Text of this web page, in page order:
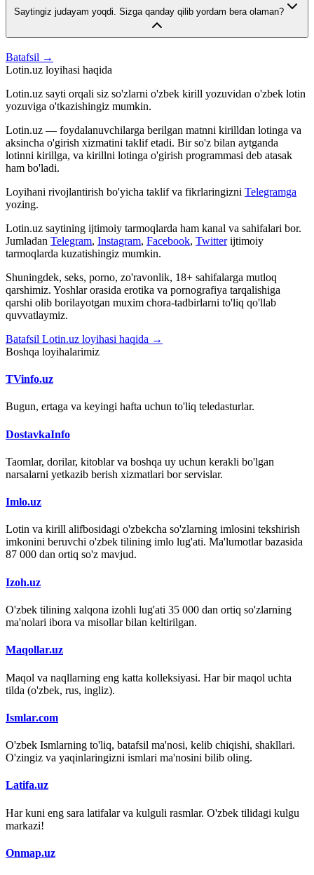
Saytingiz judayam yoqdi. Sizga qanday qilib yordam bera olaman?
Batafsil →
Lotin.uz loyihasi haqida
Lotin.uz sayti orqali siz so'zlarni o'zbek kirill yozuvidan o'zbek lotin
yozuviga o'tkazishingiz mumkin.
Lotin.uz — foydalanuvchilarga berilgan matnni kirilldan lotinga va
aksincha o'girish xizmatini taklif etadi. Bir so'z bilan aytganda
lotinni kirillga, va kirillni lotinga o'girish programmasi deb atasak
ham bo'ladi.
Loyihani rivojlantirish bo'yicha taklif va fikrlaringizni Telegramga
yozing.
Lotin.uz saytining ijtimoiy tarmoqlarda ham kanal va sahifalari bor.
Jumladan Telegram, Instagram, Facebook, Twitter ijtimoiy
tarmoqlarda kuzatishingiz mumkin.
Shuningdek, seks, porno, zo'ravonlik, 18+ sahifalarga mutloq
qarshimiz. Yoshlar orasida erotika va pornografiya tarqalishiga
qarshi olib borilayotgan muxim chora-tadbirlarni to'liq qo'llab
quvvatlaymiz.
Batafsil Lotin.uz loyihasi haqida →
Boshqa loyihalarimiz
TVinfo.uz
Bugun, ertaga va keyingi hafta uchun to'liq teledasturlar.
DostavkaInfo
Taomlar, dorilar, kitoblar va boshqa uy uchun kerakli bo'lgan
narsalarni yetkazib berish xizmatlari bor servislar.
Imlo.uz
Lotin va kirill alifbosidagi o'zbekcha so'zlarning imlosini tekshirish
imkonini beruvchi o'zbek tilining imlo lug'ati. Ma'lumotlar bazasida
87 000 dan ortiq so'z mavjud.
Izoh.uz
O'zbek tilining xalqona izohli lug'ati 35 000 dan ortiq so'zlarning
ma'nolari ibora va misollar bilan keltirilgan.
Maqollar.uz
Maqol va naqllarning eng katta kolleksiyasi. Har bir maqol uchta
tilda (o'zbek, rus, ingliz).
Ismlar.com
O'zbek Ismlarning to'liq, batafsil ma'nosi, kelib chiqishi, shakllari.
O'zingiz va yaqinlaringizni ismlari ma'nosini bilib oling.
Latifa.uz
Har kuni eng sara latifalar va kulguli rasmlar. O'zbek tilidagi kulgu
markazi!
Onmap.uz